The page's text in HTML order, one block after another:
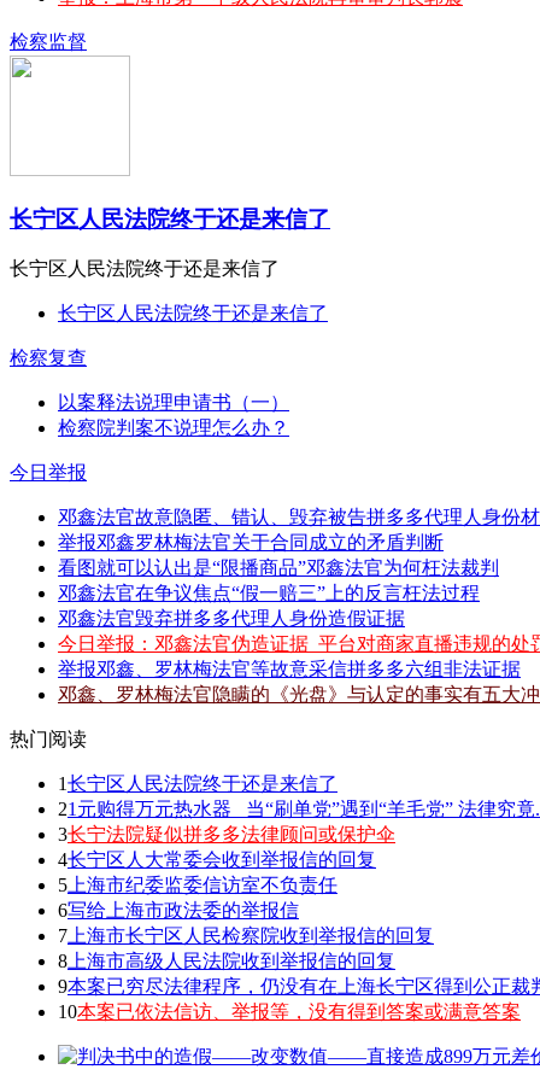
检察监督
长宁区人民法院终于还是来信了
长宁区人民法院终于还是来信了
长宁区人民法院终于还是来信了
检察复查
以案释法说理申请书（一）
检察院判案不说理怎么办？
今日举报
邓鑫法官故意隐匿、错认、毁弃被告拼多多代理人身份
举报邓鑫罗林梅法官关于合同成立的矛盾判断
看图就可以认出是“限播商品”邓鑫法官为何枉法裁判
邓鑫法官在争议焦点“假一赔三”上的反言枉法过程
邓鑫法官毁弃拼多多代理人身份造假证据
今日举报：邓鑫法官伪造证据_平台对商家直播违规的处
举报邓鑫、罗林梅法官等故意采信拼多多六组非法证据
邓鑫、罗林梅法官隐瞒的《光盘》与认定的事实有五大
热门阅读
1长宁区人民法院终于还是来信了
21元购得万元热水器 _当“刷单党”遇到“羊毛党” 法律究竟
3长宁法院疑似拼多多法律顾问或保护伞
4长宁区人大常委会收到举报信的回复
5 上海市纪委监委信访室不负责任
6写给上海市政法委的举报信
7 上海市长宁区人民检察院收到举报信的回复
8 上海市高级人民法院收到举报信的回复
9本案已穷尽法律程序，仍没有在上海长宁区得到公正裁
10本案已依法信访、举报等，没有得到答案或满意答案